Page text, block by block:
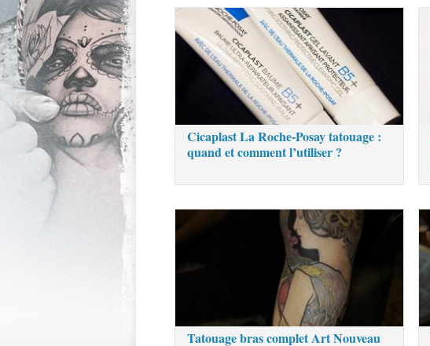
Cicaplast La Roche-Posay tatouage :
quand et comment l’utiliser ?
Tatouage bras complet Art Nouveau
Pages